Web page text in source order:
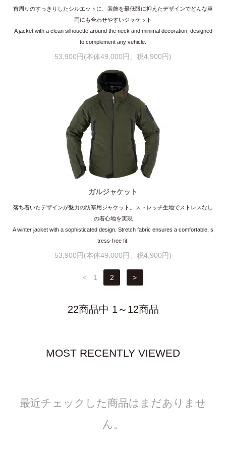
首周りのすっきりしたシルエットに、装飾を最低限に抑えたデザインでどんな車
両にも合わせやすいジャケット
A jacket with a clean silhouette around the neck and minimal decoration, designed
to complement any vehicle.
53,900円(本体49,000円、税4,900円)
ガルジャケット
落ち着いたデザインが魅力の防寒用ジャケット。ストレッチ生地でストレスなし
の着心地を実現
A winter jacket with a sophisticated design. Stretch fabric ensures a comfortable, s
tress-free fit.
53,900円(本体49,000円、税4,900円)
< 1 2 >
22商品中 1～12商品
MOST RECENTLY VIEWED
最近チェックした商品はまだありませ
ん。